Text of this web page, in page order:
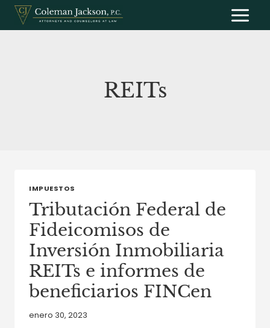
Saltar
contenido
REITs
IMPUESTOS
Tributación Federal de
Fideicomisos de
Inversión Inmobiliaria
REITs e informes de
beneficiarios FINCen
enero 30, 2023